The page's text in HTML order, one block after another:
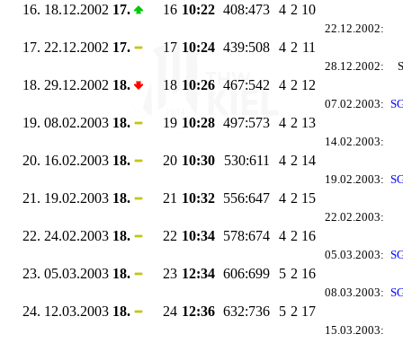
16. 18.12.2002 17. 16 10:22 408:473 4 2 10
22.12.2002:
17. 22.12.2002 17. 17 10:24 439:508 4 2 11
28.12.2002:
18. 29.12.2002 18. 18 10:26 467:542 4 2 12
07.02.2003:
19. 08.02.2003 18. 19 10:28 497:573 4 2 13
14.02.2003:
20. 16.02.2003 18. 20 10:30 530:611 4 2 14
19.02.2003:
21. 19.02.2003 18. 21 10:32 556:647 4 2 15
22.02.2003:
22. 24.02.2003 18. 22 10:34 578:674 4 2 16
05.03.2003:
23. 05.03.2003 18. 23 12:34 606:699 5 2 16
08.03.2003:
24. 12.03.2003 18. 24 12:36 632:736 5 2 17
15.03.2003: